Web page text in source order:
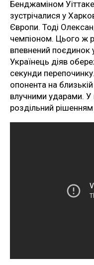
Бенджаміном
зустрічалися у
Європи. Тоді
чемпіоном. Цього ж
впевнений поєдинок
Українець діяв
секунди
опонента на близькій
влучними ударами. У
роздільний